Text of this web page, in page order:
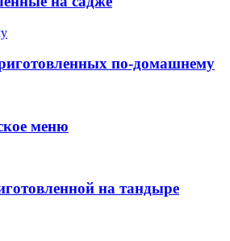
по-домашнему
меню
на тандыре